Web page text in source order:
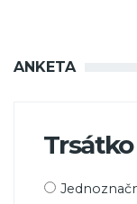
ANKETA
Možnosti